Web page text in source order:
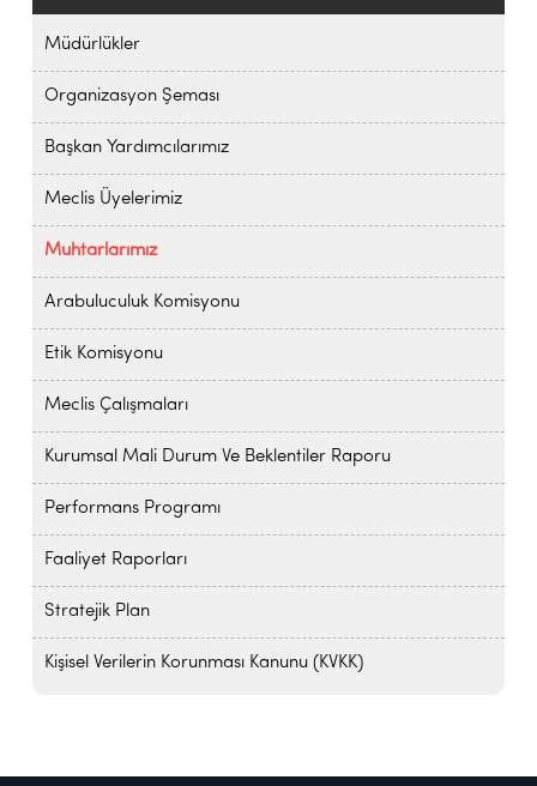
Müdürlükler
Organizasyon Şeması
Başkan Yardımcılarımız
Meclis Üyelerimiz
Muhtarlarımız
Arabuluculuk Komisyonu
Etik Komisyonu
Meclis Çalışmaları
Kurumsal Mali Durum Ve Beklentiler Raporu
Performans Programı
Faaliyet Raporları
Stratejik Plan
Kişisel Verilerin Korunması Kanunu (KVKK)